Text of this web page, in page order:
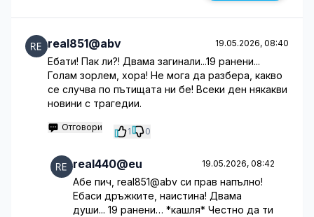
real851@abv 19.05.2026, 08:40
Ебати! Пак ли?! Двама загинали...19 ранени...
Голам зорлем, хора! Не мога да разбера, какво
се случва по пътищата ни бе! Всеки ден някакви
новини с трагедии.
Отговори 1 0
real440@eu 19.05.2026, 08:42
Абе пич, real851@abv си прав напълно!
Ебаси дръжките, наистина! Двама
души... 19 ранени… *кашля* Честно да ти